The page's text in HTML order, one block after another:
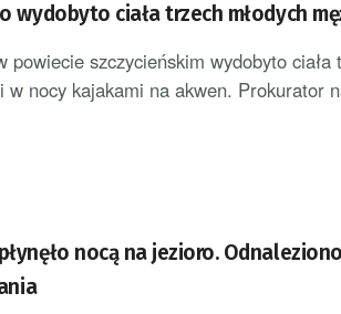
wydobyto ciała trzech młodych
powiecie szczycieńskim wydobyto ciała
w nocy kajakami na akwen. Prokurator
nocą na jezioro.